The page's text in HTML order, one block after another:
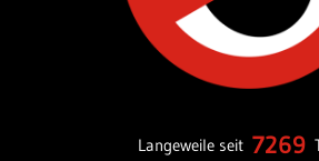
Langeweile seit 7269